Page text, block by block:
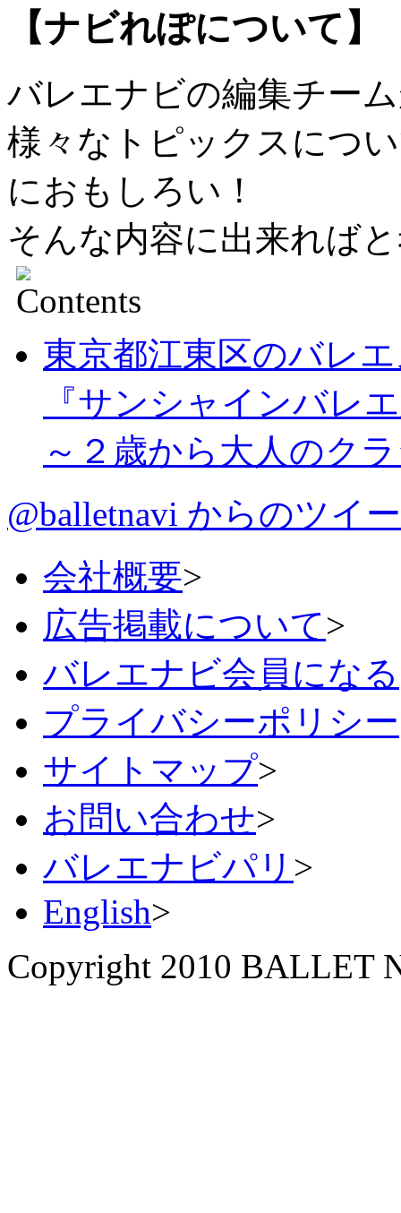
【ナビれぽについて】
バレエナビの編集チー
様々なトピックスにつ
におもしろい！
そんな内容に出来れば
東京都江東区のバレ
『サンシャインバ
～２歳から大人のク
@balletnavi からのツイ
会社概要>
広告掲載について>
バレエナビ会員になる
プライバシーポリシー
サイトマップ>
お問い合わせ>
バレエナビパリ >
English>
Copyright 2010 BALLET